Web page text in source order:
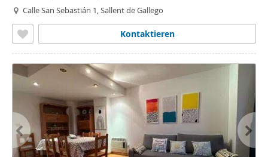
Calle San Sebastián 1, Sallent de Gallego
Kontaktieren